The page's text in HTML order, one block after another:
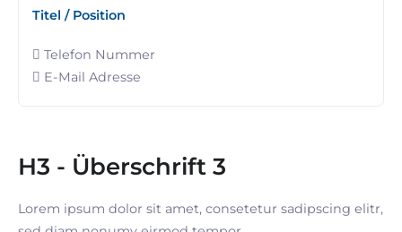
Titel / Position
Telefon Nummer
E-Mail Adresse
H3 - Überschrift 3
Lorem ipsum dolor sit amet, consetetur sadipscing elitr,